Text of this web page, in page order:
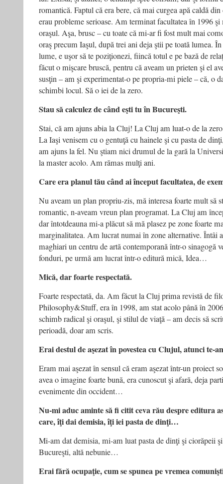
romantică. Faptul că era bere, că mai curgea apă caldă
erau probleme serioase. Am terminat facultatea în 1996
oraşul. Aşa, brusc – cu toate că mi-ar fi fost mult mai
oraş precum Iaşul, după trei ani deja ştii pe toată lumea.
lume, e uşor să te poziţionezi, fiincă totul e pe bază de
făcut o mişcare bruscă, pentru că aveam un prieten şi el
susţin – am şi experimentat-o pe propria-mi piele – că, o
schimbi locul. Să o iei de la zero.
Stau să calculez de când eşti tu în Bucureşti.
Stai, că am ajuns abia la Cluj! La Cluj am luat-o de la
La Iaşi venisem cu o gentuţă cu hainele şi cu pasta de
am ajuns la fel. Nu ştiam nici drumul de la gară la
la master acolo. Am rămas mulţi ani.
Care era planul tău când ai început facultatea, de
Nu aveam un plan propriu-zis, mă interesa foarte mult să
romantic, n-aveam vreun plan programat. La Cluj am
dar întotdeauna mi-a plăcut să mă plasez pe zone foarte
marginalitatea. Am lucrat numai în zone alternative. Întâi
maghiari un centru de artă contemporană într-o sinagogă
fonduri, pe urmă am lucrat într-o editură mică, Idea…
Mică, dar foarte respectată.
Foarte respectată, da. Am făcut la Cluj prima revistă de
Philosophy&Stuff, era în 1998, am stat acolo până în
schimb radical şi oraşul, şi stilul de viaţă – am decis să
perioadă, doar am scris.
Erai destul de aşezat în povestea cu Clujul, atunci te-
Eram mai aşezat în sensul că eram aşezat într-un proiect
avea o imagine foarte bună, era cunoscut şi afară, deja
evenimente din occident…
Nu-mi aduc aminte să fi citit ceva rău despre editura
care, îţi dai demisia, îţi iei pasta de dinţi…
Mi-am dat demisia, mi-am luat pasta de dinţi şi ciorăpeii
Bucureşti, altă nebunie…
Erai fără ocupaţie, cum se spunea pe vremea